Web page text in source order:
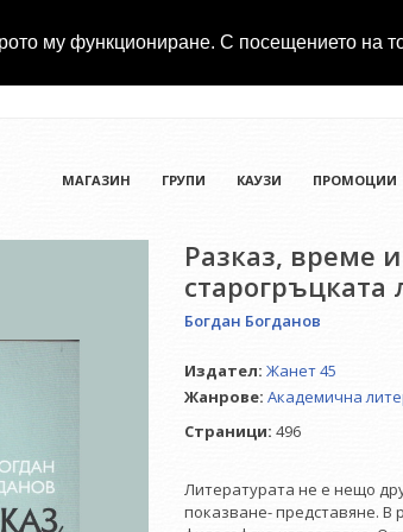
му функциониране. С посещението на
МАГАЗИН ГРУПИ КАУЗИ ПРОМОЦИИ
Разказ, време
старогръцката
Богдан Богданов
Издател: Жанет 45
Жанрове: Академична
Страници: 496
Литературата не е нещо
показване- представяне. В